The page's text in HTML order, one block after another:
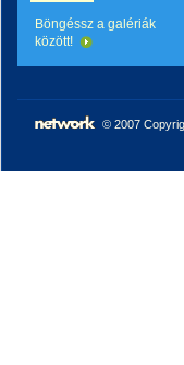
Böngéssz a galériák
között!
© 2007